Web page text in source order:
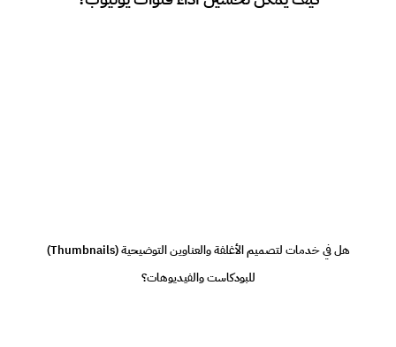
هل في خدمات لتصميم الأغلفة والعناوين التوضيحية (Thumbnails)
للبودكاست والفيديوهات؟
نعم، ففريق التصميم لدينا يركز على إنشاء تصميمات جذابة تعكس محتوى
الفيديو وتجذب المزيد من المشاهدات.